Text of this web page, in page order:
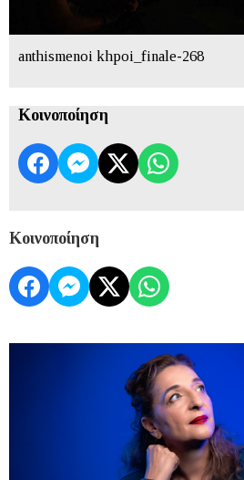
anthismenoi khpoi_finale-268
Κοινοποίηση
Κοινοποίηση